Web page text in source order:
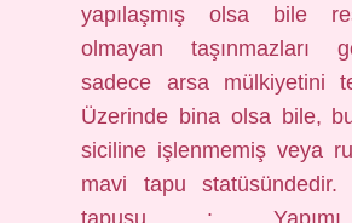
yapılaşmış olsa bile
olmayan taşınmazları
sadece arsa mülkiyetini
Üzerinde bina olsa bile,
siciline işlenmemiş veya
mavi tapu statüsündedir.
tapusu :